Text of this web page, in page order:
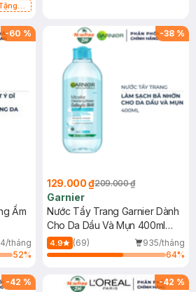
-60 %
Ẩm
tháng
52%
-38 %
129.000 ₫209.000 ₫
Garnier
Nước Tẩy Trang Garnier Dành
Cho Da Dầu Và Mụn 400ml
(Mới)
4.9 (69)
935/tháng
64%
-42 % -42 %